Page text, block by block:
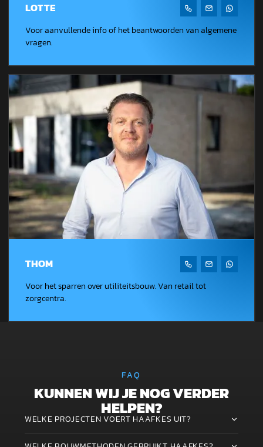
LOTTE
Voor aanvullende info of het beantwoorden van algemene
vragen.
THOM
Voor het sparren over utiliteitsbouw. Van retail tot
zorgcentra.
FAQ
KUNNEN WIJ JE NOG VERDER
HELPEN?
WELKE PROJECTEN VOERT HAAFKES UIT?